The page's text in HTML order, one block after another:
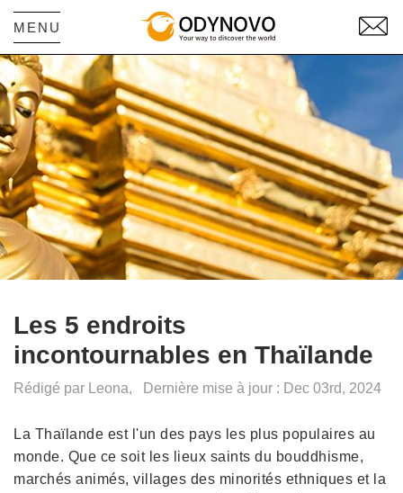
MENU
Les 5 endroits
incontournables en Thaïlande
Rédigé par Leona, Dernière mise à jour : Dec 03rd, 2024
La Thaïlande est l'un des pays les plus populaires au
monde. Que ce soit les lieux saints du bouddhisme,
marchés animés, villages des minorités ethniques et la